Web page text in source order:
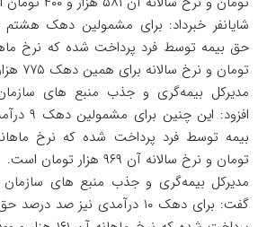
تومان و نرخ سالانه برای همین دهک ۷۷۵ هزار و ۲۰۰ تومان است.
مدیرکل بیمه‌گری و جذب منبع های
تومان و نرخ سالانه آن ۹۶۹ هزار تومان است.
مدیرکل بیمه‌گری و جذب منبع های سازمان
گفت: برای دهک ۱۰ درآمدی نیز